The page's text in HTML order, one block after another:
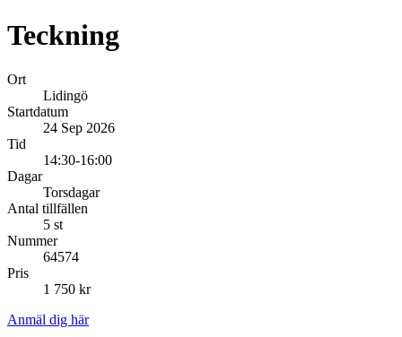
Teckning
Ort
Lidingö
Startdatum
24 Sep 2026
Tid
14:30-16:00
Dagar
Torsdagar
Antal tillfällen
5 st
Nummer
64574
Pris
1 750 kr
Anmäl dig här